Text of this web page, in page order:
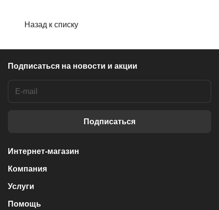
Назад к списку
Подписаться на новости и акции
Подписаться
Интернет-магазин
Компания
Услуги
Помощь